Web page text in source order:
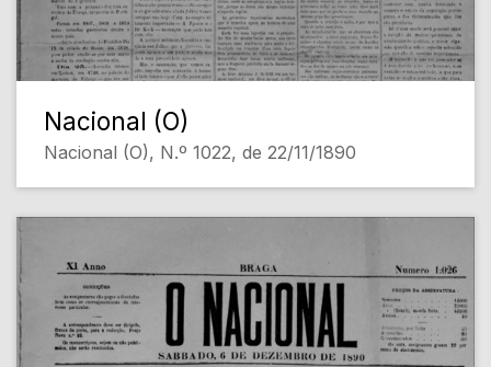
Nacional (O)
Nacional (O), N.º 1022, de 22/11/1890